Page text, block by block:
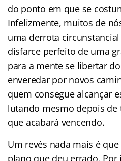
do ponto em que se
Infelizmente, muitos de
uma derrota
disfarce perfeito de uma
para a mente se libertar
enveredar por novos
quem consegue alcançar
lutando mesmo depois de
que acabará vencendo.
Um revés nada mais é
plano que deu errado.